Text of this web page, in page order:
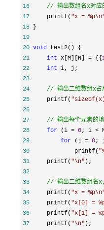
16
// 输出数组名x对应
17
     printf(
"x = %p\n
18
19
20 void
21
int x[M][N] = {{
22
int
23
24
// 输出二维数组x占
25
     printf(
"
26
27
// 输出每个元素的
28
for (i = 0; i <
29
for (j = 0; j
30
             printf(
"
31
     printf(
"\n"
32
33
// 输出二维数组
34
     printf(
"x = %p\n
35
     printf(
"x[0] =
36
     printf(
"x[1] =
37
     printf(
"\n"